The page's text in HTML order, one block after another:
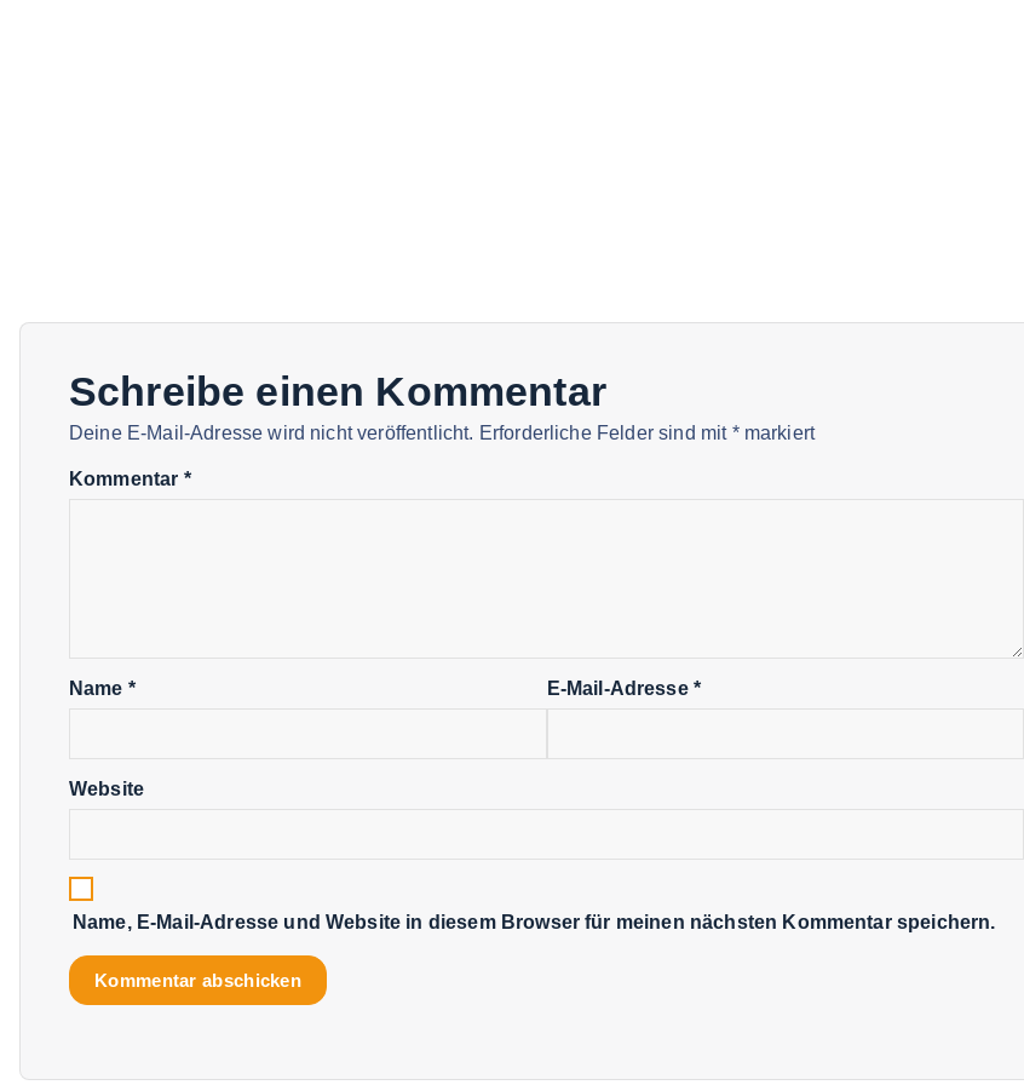
Schreibe einen Kommentar
Deine E-Mail-Adresse wird nicht veröffentlicht. Erforderliche Felder sind mit *markiert
Kommentar *
Name * E-Mail-Adresse *
Website
Name, E-Mail-Adresse und Website in diesem Browser für meinen nächsten Kommentar speichern.